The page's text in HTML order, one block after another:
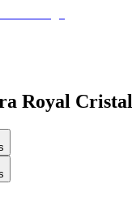
Royal Cristal